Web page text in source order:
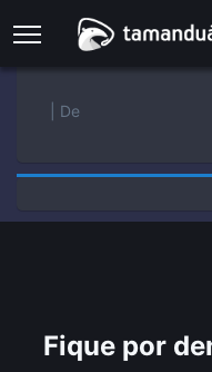
| De
Fique por